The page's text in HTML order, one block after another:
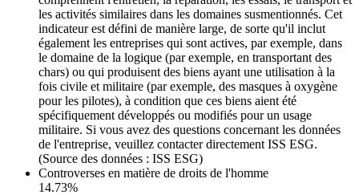
les activités similaires dans les domaines susmentionnés. Cet
indicateur est défini de manière large, de sorte qu'il inclut
également les entreprises qui sont actives, par exemple, dans
le domaine de la logique (par exemple, en transportant des
chars) ou qui produisent des biens ayant une utilisation à la
fois civile et militaire (par exemple, des masques à oxygène
pour les pilotes), à condition que ces biens aient été
spécifiquement développés ou modifiés pour un usage
militaire. Si vous avez des questions concernant les données
de l'entreprise, veuillez contacter directement ISS ESG.
(Source des données : ISS ESG)
Controverses en matière de droits de l'homme
14.73%